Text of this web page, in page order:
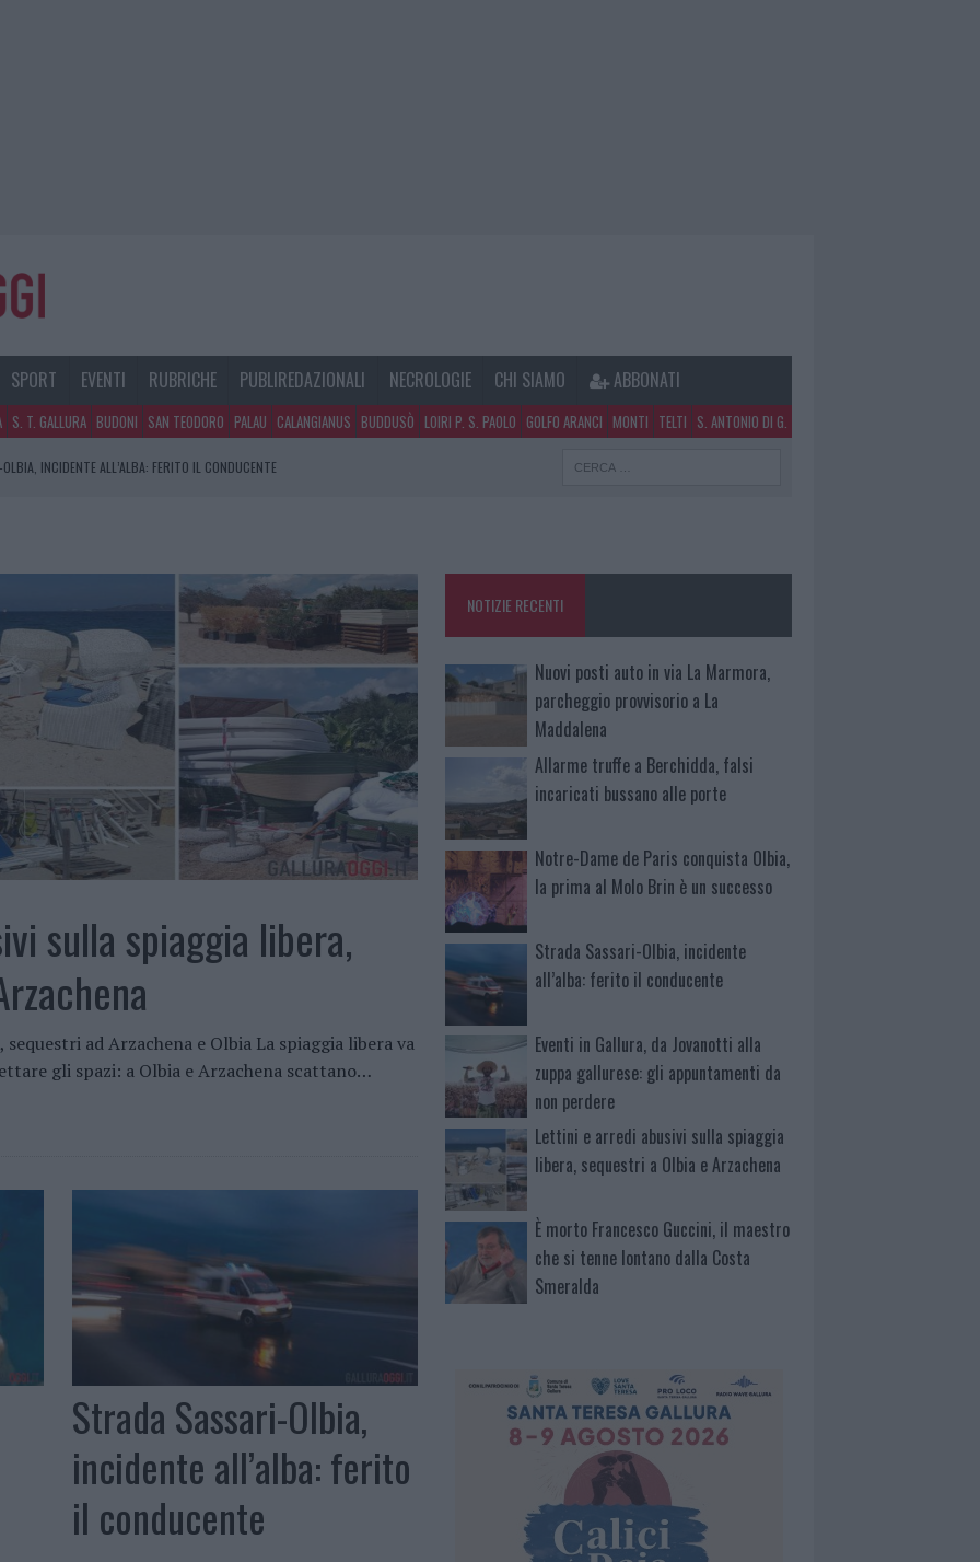
SPORT EVENTI RUBRICHE PUBLIREDAZIONALI NECROLOGIE CHI SIAMO ABBONATI
S. T. GALLURA BUDONI SAN TEODORO PALAU CALANGIANUS BUDDUSÒ LOIRI P. S. PAOLO GOLFO ARANCI MONTI TELTI S. ANTONIO DI G.
DA JOVANOTTI ALLA ZUPPA GALLURESE: GLI APPUNTAMENTI DA NON
INCARICATI BUSSANO ALLE PORTE
OLBIA, LA PRIMA AL MOLO BRIN È UN SUCCESSO
ALL’ALBA: FERITO IL CONDUCENTE
sulla spiaggia libera,
ad Arzachena e Olbia La spiaggia libera va
gli spazi: a Olbia e Arzachena scattano…
Strada Sassari-Olbia,
incidente all’alba: ferito
il conducente
NOTIZIE RECENTI
Nuovi posti auto in via La Marmora,
parcheggio provvisorio a La
Maddalena
Allarme truffe a Berchidda, falsi
incaricati bussano alle porte
Notre-Dame de Paris conquista Olbia,
la prima al Molo Brin è un successo
Strada Sassari-Olbia, incidente
all’alba: ferito il conducente
Eventi in Gallura, da Jovanotti alla
zuppa gallurese: gli appuntamenti da
non perdere
Lettini e arredi abusivi sulla spiaggia
libera, sequestri a Olbia e Arzachena
È morto Francesco Guccini, il maestro
che si tenne lontano dalla Costa
Smeralda